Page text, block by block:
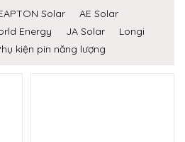
Solar
AE Solar
Energy JA Solar
Longi
kiện pin năng lượng